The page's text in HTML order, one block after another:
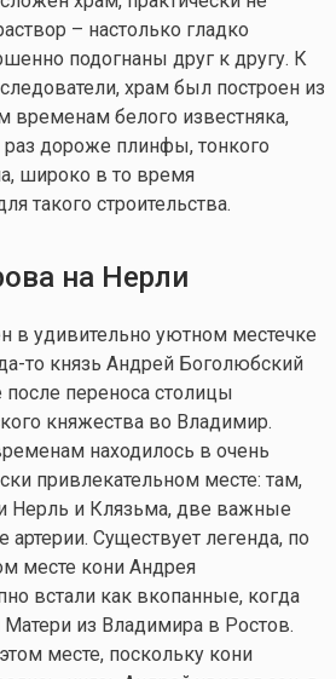
– настолько гладко
подогнаны друг к другу. К
храм был построен из
временам белого известняка,
дороже плинфы, тонкого
широко в то время
такого строительства.
на Нерли
в удивительно уютном местечке
то князь Андрей Боголюбский
переноса столицы
княжества во Владимир.
находилось в очень
привлекательном месте: там,
Нерль и Клязьма, две важные
Существует легенда, по
месте кони Андрея
встали как вкопанные, когда
из Владимира в Ростов.
месте, поскольку кони